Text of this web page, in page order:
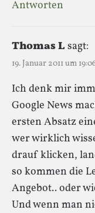
Antworten
Thomas Lsagt:
19. Januar 2011 um
Ich denk mir
Google News
ersten Absatz
wer wirklich
drauf klicken,
so kommen die
Angebot.. oder
Und wenn man